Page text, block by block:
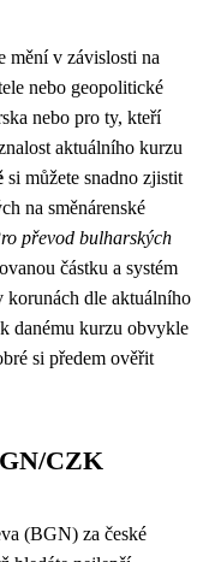
mění v závislosti na
nebo geopolitické
nebo pro ty, kteří
aktuálního kurzu
si můžete snadno zjistit
na směnárenské
převod bulharských
částku a systém
dle aktuálního
danému kurzu obvykle
si předem ověřit
CZK
(BGN) za české